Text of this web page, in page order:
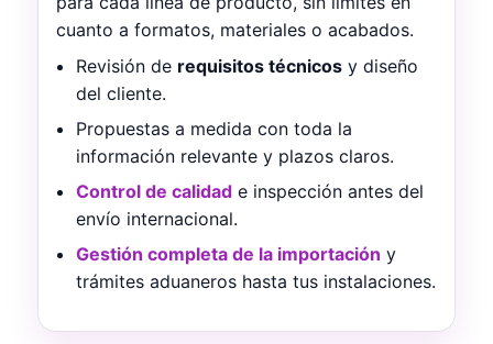
cuanto a formatos, materiales o acabados.
Revisión de requisitos técnicos y diseño
del cliente.
Propuestas a medida con toda la
información relevante y plazos claros.
Control de calidad e inspección antes del
envío internacional.
Gestión completa de la importación y
trámites aduaneros hasta tus instalaciones.